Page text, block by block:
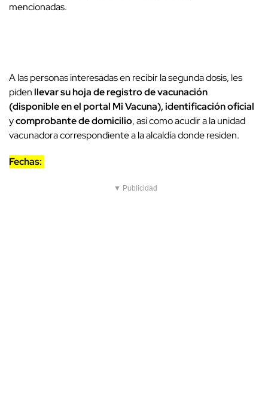
mencionadas.
A las personas interesadas en recibir la segunda dosis, les
pidenllevar su hoja de registro de vacunación
(disponible en el portal Mi Vacuna), identificación oficial
ycomprobante de domicilio, así como acudir a la unidad
vacunadora correspondiente a la alcaldía donde residen.
Fechas:
▼ Publicidad